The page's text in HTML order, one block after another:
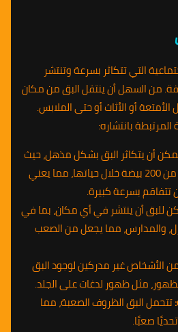
التي تتكاثر بسرعة وتنتشر
من السهل أن ينتقل البق من مكان
أو الأثاث أو حتى الملابس.
بانتشاره:
أن يتكاثر البق بشكل مذهل، حيث
تضع الأنثى ما يقرب من 200 بيضة خلال حياتها، مما يعني
بسرعة كبيرة.
للبق أن ينتشر في أي مكان، بما في
والمدارس، مما يجعل من الصعب
من الأشخاص غير مدركين لوجود البق
مثل ظهور لدغات على الجلد.
تتحمل البق الظروف الصعبة، مما
صعبًا.